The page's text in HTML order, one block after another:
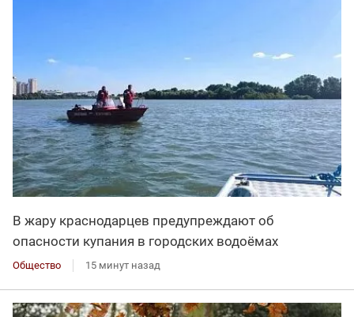
В жару краснодарцев предупреждают об
опасности купания в городских водоёмах
Общество 15 минут назад